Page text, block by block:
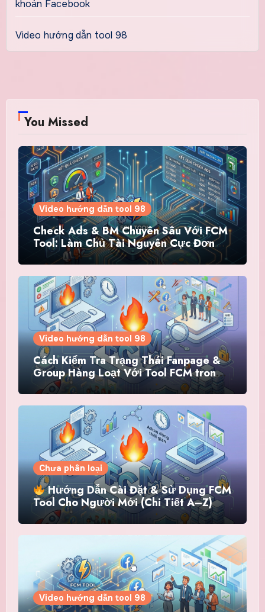
khoản Facebook
Video hướng dẫn tool 98
You Missed
Video hướng dẫn tool 98
Check Ads & BM Chuyên Sâu Với FCM
Tool: Làm Chủ Tài Nguyên Cực Đơn
Giản
Video hướng dẫn tool 98
Cách Kiểm Tra Trạng Thái Fanpage &
Group Hàng Loạt Với Tool FCM trong
hệ thống Tool 98
Chưa phân loại
Hướng Dẫn Cài Đặt & Sử Dụng FCM
Tool Cho Người Mới (Chi Tiết A–Z)
Video hướng dẫn tool 98